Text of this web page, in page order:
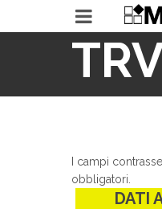
RICERCHE IN ESSERE
LEADERSHIP
I campi
obbligatori.
DATI